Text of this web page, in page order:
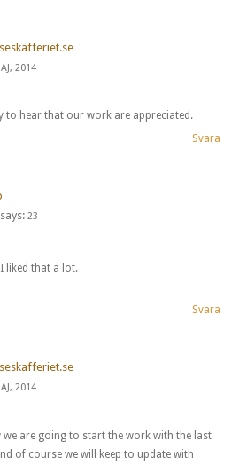
2014
to hear that our work are appreciated.
Svara
says: 23
liked that a lot.
Svara
2014
we are going to start the work with the last
of course we will keep to update with